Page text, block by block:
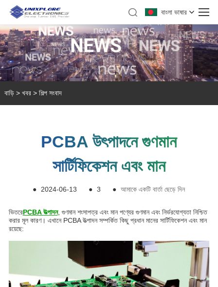
বাংলা ভাষার
বাড়ি > খবর> শিল্প সংবাদ
PCBA উৎপাদনে গুণমান
সার্টিফিকেশন এবং মান
● 2024-06-13 ● 3 ● আমাকে একটি বার্তা ছেড়ে দিন
ভিতরেPCBA উত্পাদন, গুণমান শংসাপত্র এবং মান পণ্যের গুণমান এবং নির্ভরযোগ্যতা নিশ্চিত
করার মূল কারণ। এখানে PCBA উত্পাদন সম্পর্কিত কিছু প্রধান মানের সার্টিফিকেশন এবং মান
রয়েছে: